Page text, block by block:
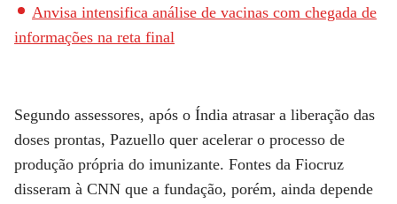
Anvisa intensifica análise de vacinas com chegada de
informações na reta final
Segundo assessores, após o Índia atrasar a liberação das
doses prontas, Pazuello quer acelerar o processo de
produção própria do imunizante. Fontes da Fiocruz
disseram à CNN que a fundação, porém, ainda depende